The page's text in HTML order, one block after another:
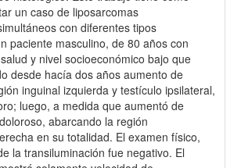
un caso de liposarcomas
con diferentes tipos
paciente masculino, de 80 años con
y nivel socioeconómico bajo que
desde hacía dos años aumento de
inguinal izquierda y testículo ipsilateral,
luego, a medida que aumentó de
abarcando la región
en su totalidad. El examen físico,
la transiluminación fue negativo. El